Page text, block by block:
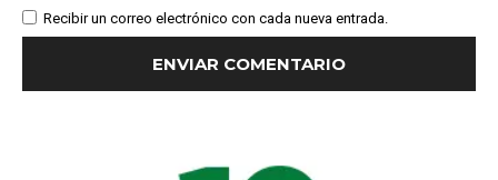
Recibir un correo electrónico con cada nueva entrada.